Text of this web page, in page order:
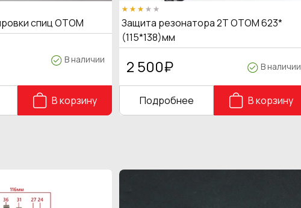
спиц OTOM
В наличии
В корзину
Защита резонатора 2Т OTOM 623*
(115*138)мм
2 500₽ В наличии
Подробнее В корзину